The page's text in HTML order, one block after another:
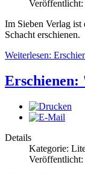
Im Sieben Verlag
Schacht erschienen.
Weiterlesen:
Erschienen:
Details
Kategorie: